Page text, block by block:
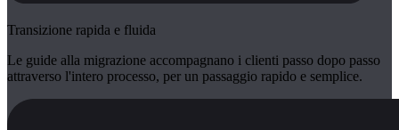
Transizione rapida e fluida
Le guide alla migrazione accompagnano i clienti passo dopo passo
attraverso l'intero processo, per un passaggio rapido e semplice.